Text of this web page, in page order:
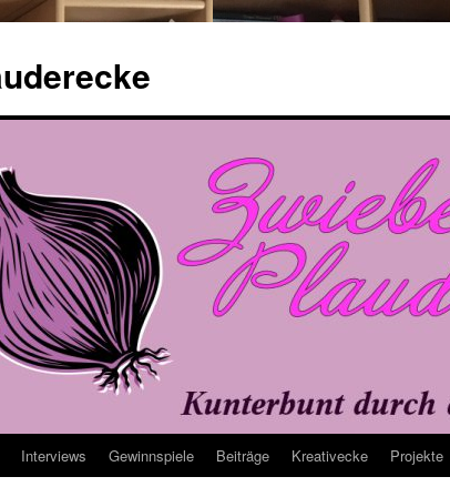
Interviews Gewinnspiele Beiträge Kreativecke Projekte